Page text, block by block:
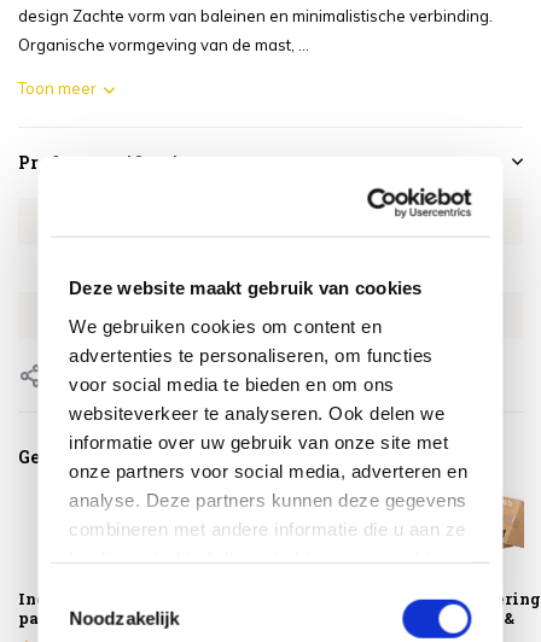
Deze website maakt gebruik van cookies
We gebruiken cookies om content en
advertenties te personaliseren, om functies
voor social media te bieden en om ons
websiteverkeer te analyseren. Ook delen we
informatie over uw gebruik van onze site met
onze partners voor social media, adverteren en
analyse. Deze partners kunnen deze gegevens
combineren met andere informatie die u aan ze
Noodzakelijk
design Zachte vorm van baleinen en minimalistische verbinding.
Organische vormgeving van de mast, ...
Toon meer
Productspecificaties
Gerelateerde producten
Ingraafbare
parasolvoet
Extra gemak &
geen afval